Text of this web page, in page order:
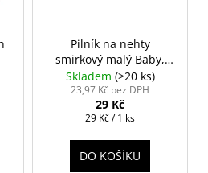
Pilník na nehty
smirkový malý Baby,
barevný
Skladem (>20 ks)
23,97 Kč bez DPH
29 Kč
Měrná
29 Kč / 1 ks
DO KOŠÍKU